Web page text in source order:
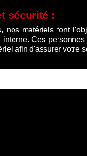
sécurité :
nos matériels font
interne. Ces
afin d'assurer votre